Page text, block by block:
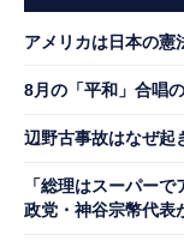
アメリカは日本の憲
8月の「平和」合唱
辺野古事故はなぜ起
「総理はスーパー
政党・神谷宗幣代表